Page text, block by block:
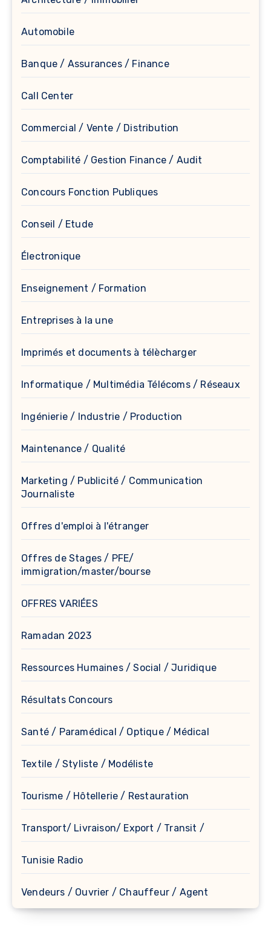
Automobile
Banque / Assurances / Finance
Call Center
Commercial / Vente / Distribution
Comptabilité / Gestion Finance / Audit
Concours Fonction Publiques
Conseil / Etude
Électronique
Enseignement / Formation
Entreprises à la une
Imprimés et documents à télècharger
Informatique / Multimédia Télécoms / Réseaux
Ingénierie / Industrie / Production
Maintenance / Qualité
Marketing / Publicité / Communication
Journaliste
Offres d'emploi à l'étranger
Offres de Stages / PFE/
immigration/master/bourse
OFFRES VARIÉES
Ramadan 2023
Ressources Humaines / Social / Juridique
Résultats Concours
Santé / Paramédical / Optique / Médical
Textile / Styliste / Modéliste
Tourisme / Hôtellerie / Restauration
Transport/ Livraison/ Export / Transit /
Tunisie Radio
Vendeurs / Ouvrier / Chauffeur / Agent